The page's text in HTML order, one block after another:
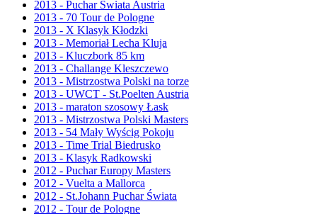
2013 - Puchar Świata Austria
2013 - 70 Tour de Pologne
2013 - X Klasyk Kłodzki
2013 - Memoriał Lecha Kluja
2013 - Kluczbork 85 km
2013 - Challange Kleszczewo
2013 - Mistrzostwa Polski na torze
2013 - UWCT - St.Poelten Austria
2013 - maraton szosowy Łask
2013 - Mistrzostwa Polski Masters
2013 - 54 Mały Wyścig Pokoju
2013 - Time Trial Biedrusko
2013 - Klasyk Radkowski
2012 - Puchar Europy Masters
2012 - Vuelta a Mallorca
2012 - St.Johann Puchar Świata
2012 - Tour de Pologne